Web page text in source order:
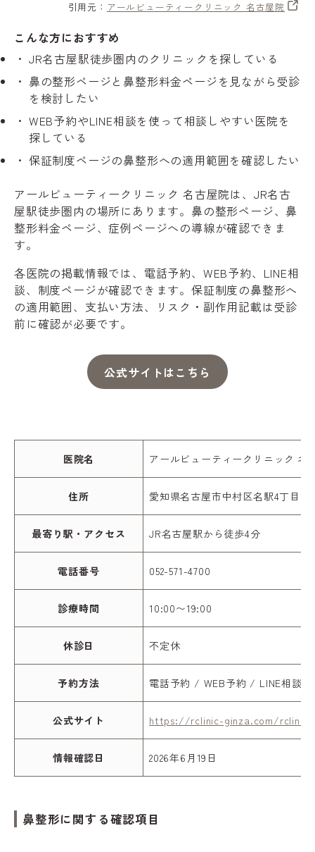
引用元： アールビューティークリニック 名古屋院
こんな方におすすめ
JR名古屋駅徒歩圏内のクリニックを探している
鼻の整形ページと鼻整形料金ページを見ながら受診
を検討したい
WEB予約やLINE相談を使って相談しやすい医院を
探している
保証制度ページの鼻整形への適用範囲を確認したい
アールビューティークリニック 名古屋院は、JR名古
屋駅徒歩圏内の場所にあります。鼻の整形ページ、鼻
整形料金ページ、症例ページへの導線が確認できま
す。
各医院の掲載情報では、電話予約、WEB予約、LINE相
談、制度ページが確認できます。保証制度の鼻整形へ
の適用範囲、支払い方法、リスク・副作用記載は受診
前に確認が必要です。
公式サイトはこちら
医院名 アールビューティークリニック 名
住所 愛知県名古屋市中村区名駅4丁目
最寄り駅・アクセス JR名古屋駅から徒歩4分
電話番号 052-571-4700
診療時間 10:00〜19:00
休診日 不定休
予約方法 電話予約 / WEB予約 / LINE相談
公式サイト https://rclinic-ginza.com/
情報確認日 2026年6月19日
鼻整形に関する確認項目